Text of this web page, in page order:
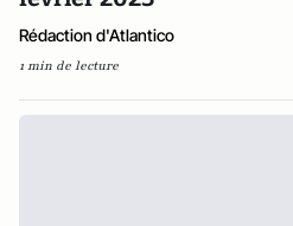
Rédaction d'Atlantico
1 min de lecture